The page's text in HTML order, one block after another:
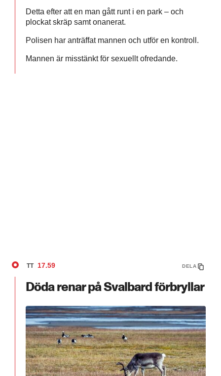
Detta efter att en man gått runt i en park – och
plockat skräp samt onanerat.
Polisen har anträffat mannen och utför en kontroll.
Mannen är misstänkt för sexuellt ofredande.
TT 17.59 DELA
Döda renar på Svalbard förbryllar